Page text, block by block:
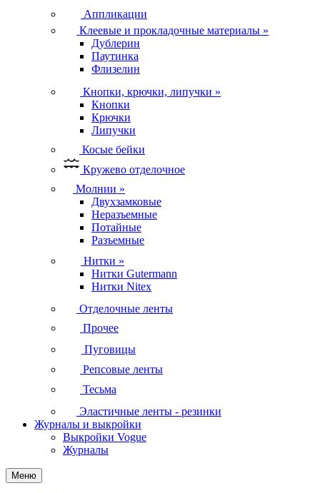
Аппликации
Клеевые и прокладочные материалы »
Дублерин
Паутинка
Флизелин
Кнопки, крючки, липучки »
Кнопки
Крючки
Липучки
Косые бейки
Кружево отделочное
Молнии »
Двухзамковые
Неразъемные
Потайные
Разъемные
Нитки »
Нитки Gutermann
Нитки Nitex
Отделочные ленты
Прочее
Пуговицы
Репсовые ленты
Тесьма
Эластичные ленты - резинки
Журналы и выкройки
Выкройки Vogue
Журналы
Меню